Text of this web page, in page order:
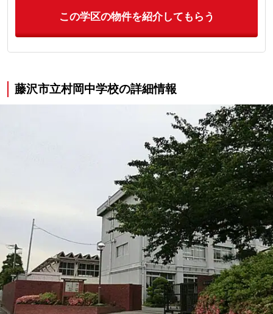
この学区の物件を紹介してもらう
藤沢市立村岡中学校の詳細情報